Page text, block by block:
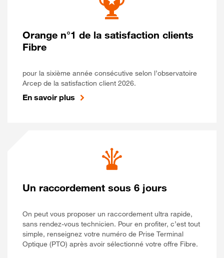
Orange n°1 de la satisfaction clients
Fibre
pour la sixième année consécutive selon l’observatoire
Arcep de la satisfaction client 2026.
En savoir plus
Un raccordement sous 6 jours
On peut vous proposer un raccordement ultra rapide,
sans rendez-vous technicien. Pour en profiter, c’est tout
simple, renseignez votre numéro de Prise Terminal
Optique (PTO) après avoir sélectionné votre offre Fibre.